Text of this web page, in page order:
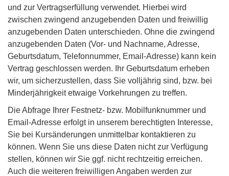
und zur Vertragserfüllung verwendet. Hierbei wird
zwischen zwingend anzugebenden Daten und freiwillig
anzugebenden Daten unterschieden. Ohne die zwingend
anzugebenden Daten (Vor- und Nachname, Adresse,
Geburtsdatum, Telefonnummer, Email-Adresse) kann kein
Vertrag geschlossen werden. Ihr Geburtsdatum erheben
wir, um sicherzustellen, dass Sie volljährig sind, bzw. bei
Minderjährigkeit etwaige Vorkehrungen zu treffen.
Die Abfrage Ihrer Festnetz- bzw. Mobilfunknummer und
Email-Adresse erfolgt in unserem berechtigten Interesse,
Sie bei Kursänderungen unmittelbar kontaktieren zu
können. Wenn Sie uns diese Daten nicht zur Verfügung
stellen, können wir Sie ggf. nicht rechtzeitig erreichen.
Auch die weiteren freiwilligen Angaben werden zur